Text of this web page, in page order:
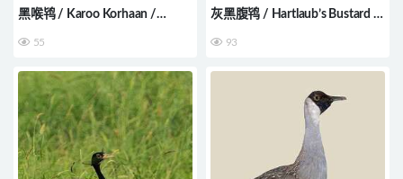
黑喉鸨 / Karoo Korhaan /
55
灰黑腹鸨 / Hartlaub’s Bustard /
93